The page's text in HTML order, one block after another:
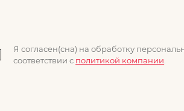
Я согласен(сна) на обработку
соответствии с политикой компании